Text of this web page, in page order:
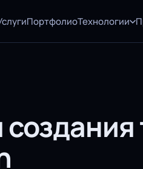
ПортфолиоТехнологии